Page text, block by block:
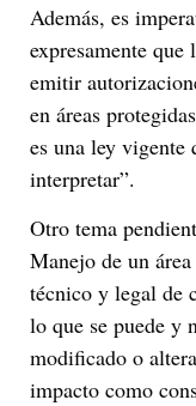
Además, es
expresamente
emitir
en áreas
es una ley vigente
interpretar”.
Otro tema
Manejo de un
técnico y legal de
lo que se puede y
modificado o
impacto como